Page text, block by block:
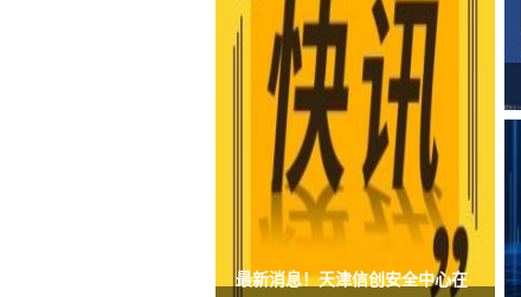
最新消息！天津信创安全中心在